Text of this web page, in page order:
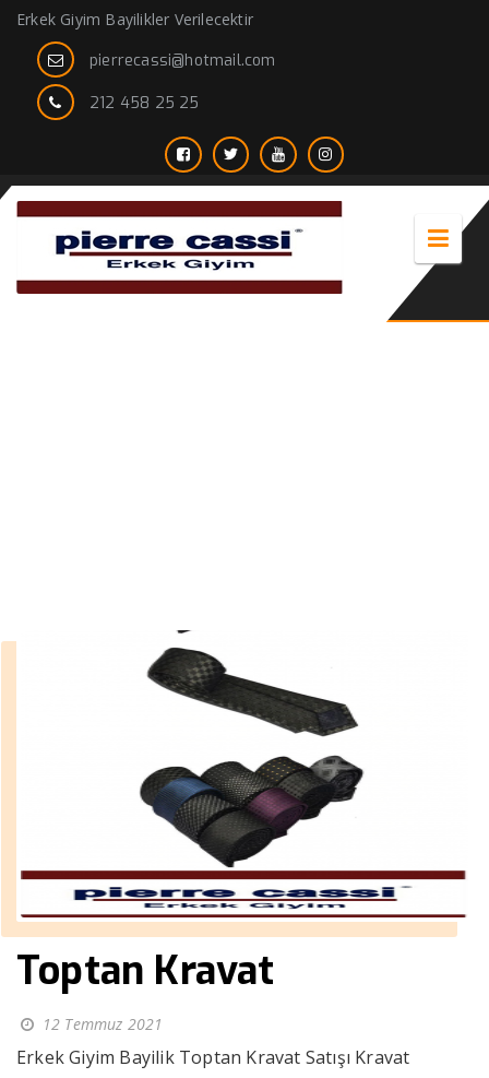
Erkek Giyim Bayilikler Verilecektir
pierrecassi@hotmail.com
212 458 25 25
Toptan Kravat
12 Temmuz 2021
Erkek Giyim Bayilik Toptan Kravat Satışı Kravat